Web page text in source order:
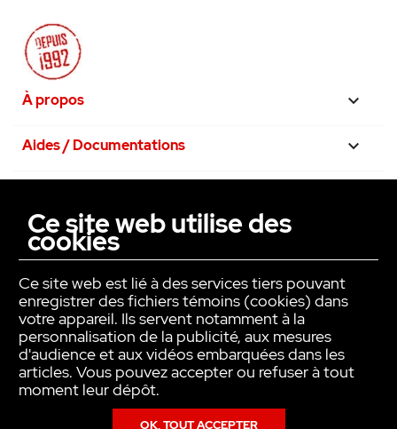
Vidéo de montage :
À propos 
Aides / Documentations 
La confiance avant tout
Ce site web utilise des
cookies
Ce site web est lié à des services tiers pouvant
enregistrer des fichiers témoins (cookies) dans
votre appareil. Ils servent notamment à la
personnalisation de la publicité, aux mesures
d'audience et aux vidéos embarquées dans les
articles. Vous pouvez accepter ou refuser à tout
moment leur dépôt.
OK, TOUT ACCEPTER